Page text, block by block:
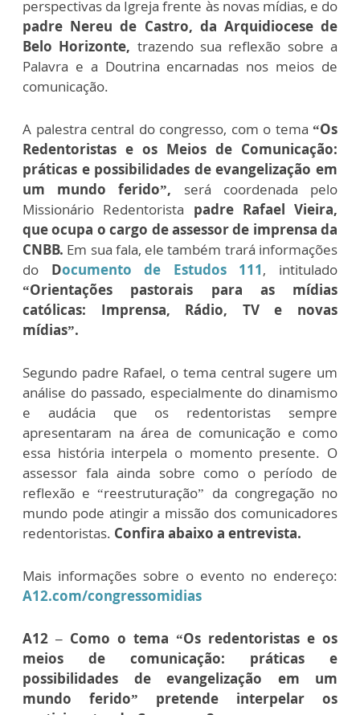
perspectivas da Igreja frente às novas mídias, e do
padre Nereu de Castro, da Arquidiocese de
Belo Horizonte, trazendo sua reflexão sobre a
Palavra e a Doutrina encarnadas nos meios de
comunicação.
A palestra central do congresso, com o tema “Os
Redentoristas e os Meios de Comunicação:
práticas e possibilidades de evangelização em
um mundo ferido”, será coordenada pelo
Missionário Redentorista padre Rafael Vieira,
que ocupa o cargo de assessor de imprensa da
CNBB. Em sua fala, ele também trará informações
do Documento de Estudos 111, intitulado
“Orientações pastorais para as mídias
católicas: Imprensa, Rádio, TV e novas
mídias”.
Segundo padre Rafael, o tema central sugere um
análise do passado, especialmente do dinamismo
e audácia que os redentoristas sempre
apresentaram na área de comunicação e como
essa história interpela o momento presente. O
assessor fala ainda sobre como o período de
reflexão e “reestruturação” da congregação no
mundo pode atingir a missão dos comunicadores
redentoristas. Confira abaixo a entrevista.
Mais informações sobre o evento no endereço:
A12.com/congressomidias
A12 – Como o tema “Os redentoristas e os
meios de comunicação: práticas e
possibilidades de evangelização em um
mundo ferido” pretende interpelar os